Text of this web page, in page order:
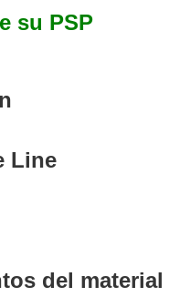
su PSP
Line
del material